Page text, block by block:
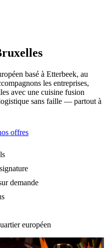
basé à Etterbeek, au
les entreprises,
avec une cuisine fusion
sans faille — partout à
offres
demande
européen